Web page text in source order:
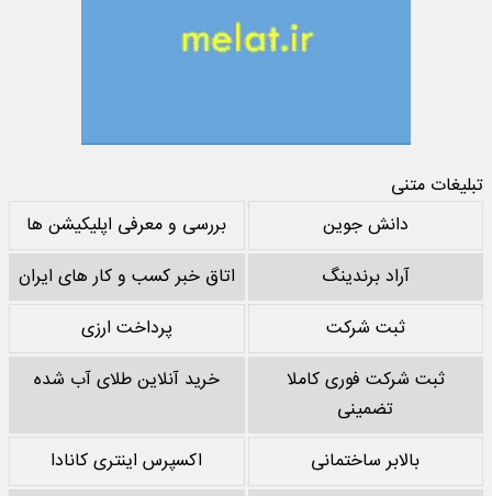
تبلیغات متنی
دانش جوین
بررسی و معرفی اپلیکیشن ها
آراد برندینگ
اتاق خبر کسب و کار های ایران
ثبت شرکت
پرداخت ارزی
ثبت شرکت فوری کاملا
تضمینی
خرید آنلاین طلای آب شده
بالابر ساختمانی
اکسپرس اینتری کانادا